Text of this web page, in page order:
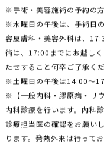
※手術・美容施術の予約の
※木曜日の午後は、手術日
容皮膚科・美容外科は、
術は、17:00までにお越し
たせすること何卒ご了承く
※土曜日の午後は14:00〜
※【一般内科・膠原病・リ
内科診療を行います。内科
診療担当医の確認をお願い
ります。発熱外来は行ってお